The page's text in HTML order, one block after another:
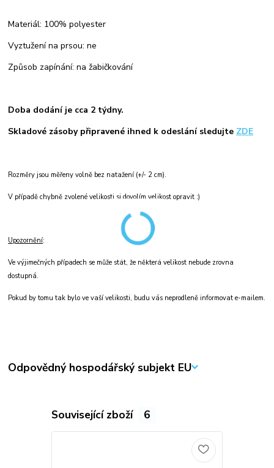
Materiál: 100% polyester
Vyztužení na prsou: ne
Způsob zapínání: na žabičkování
Doba dodání je cca 2 týdny.
Skladové zásoby připravené ihned k odeslání sledujte ZDE
Rozměry jsou měřeny volně bez natažení (+/- 2 cm).
V případě chybně zvolené velikosti si dovolím velikost opravit :)
Upozornění:
Ve výjimečných případech se může stát, že některá velikost nebude zrovna
dostupná.
Pokud by tomu tak bylo ve vaší velikosti, budu vás neprodleně informovat e-mailem.
Odpovědný hospodářský subjekt EU
Související zboží 6